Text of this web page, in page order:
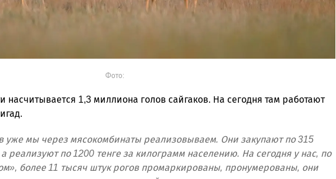
Фото:
насчитывается 1,3 миллиона голов сайгаков. На сегодня там работают
уже мы через мясокомбинаты реализовываем. Они закупают по 315
реализуют по 1200 тенге за килограмм населению. На сегодня у нас, по
более 11 тысяч штук рогов промаркированы, пронумерованы, они